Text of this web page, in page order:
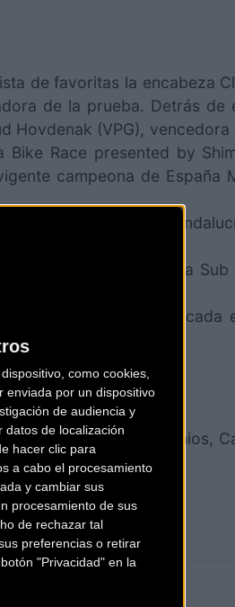
como cookies,
enviada por un dispositivo
de audiencia y
datos de localización
hacer clic para
a cabo el procesamiento
y cambiar sus
procesamiento de sus
de rechazar tal
preferencias o retirar
"Privacidad" en la
de favoritas la encabeza
de la prueba. Detrás de
Hovdenak (VPG), vencedora
Race presented by
campeona de España
segunda en
Campeonato de Europa
Pacios, cuarta clasificada
de Grandes Premios,